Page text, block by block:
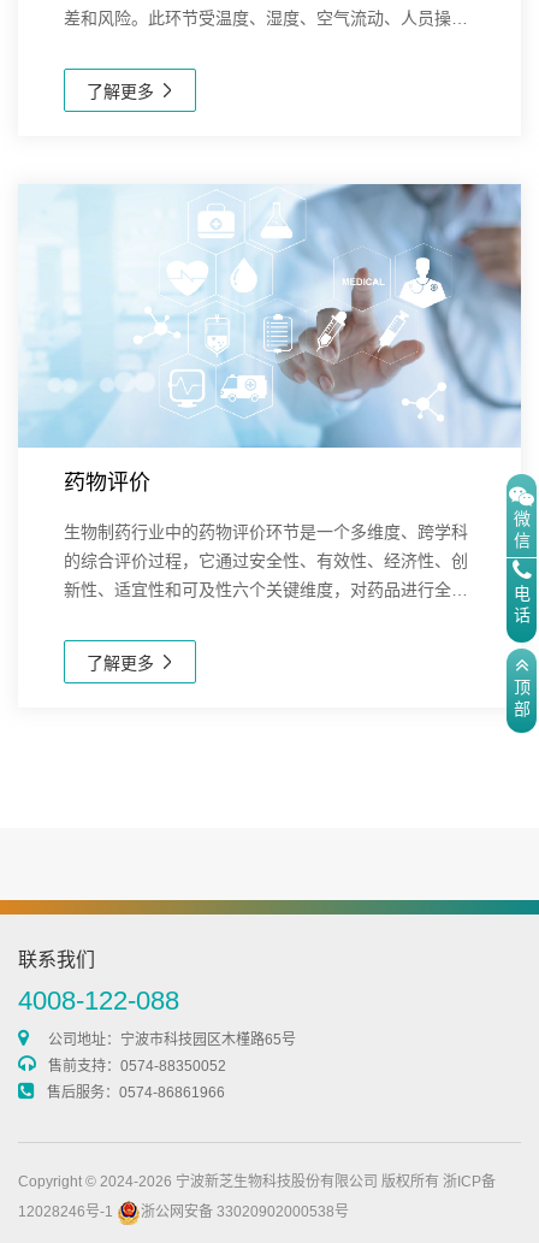
差和风险。此环节受温度、湿度、空气流动、人员操
度，控制空气洁净度和流向，规范人员着装与行为，对
实验器...
了解更多
药物评价
生物制药行业中的药物评价环节是一个多维度、跨学科
的综合评价过程，它通过安全性、有效性、经济性、创
新性、适宜性和可及性六个关键维度，对药品进行全面
分配，对指导临床用药和促进医药行业健康发展具有
重...
了解更多
联系我们
4008-122-088
公司地址：宁波市科技园区木槿路65号
售前支持：0574-88350052
售后服务：0574-86861966
Copyright © 2024-2026 宁波新芝生物科技股份有限公司 版权所有 浙ICP备
12028246号-1
浙公网安备 33020902000538号
微
信
电
话
顶
部